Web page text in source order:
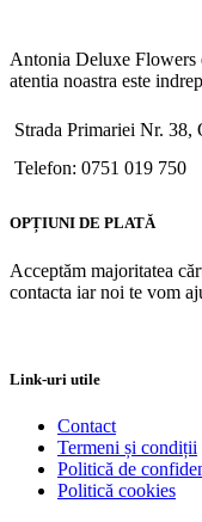
Antonia Deluxe Flowers
atentia noastra este
Strada Primariei Nr. 38,
Telefon: 0751 019 750
OPȚIUNI DE PLATĂ
Acceptăm majoritatea
contacta iar noi te vom
Link-uri utile
Contact
Termeni și condiții
Politică de
Politică cookies